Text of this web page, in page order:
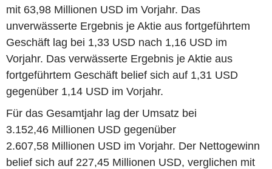
mit 63,98 Millionen USD im Vorjahr. Das
unverwässerte Ergebnis je Aktie aus fortgeführtem
Geschäft lag bei 1,33 USD nach 1,16 USD im
Vorjahr. Das verwässerte Ergebnis je Aktie aus
fortgeführtem Geschäft belief sich auf 1,31 USD
gegenüber 1,14 USD im Vorjahr.
Für das Gesamtjahr lag der Umsatz bei
3.152,46 Millionen USD gegenüber
2.607,58 Millionen USD im Vorjahr. Der Nettogewinn
belief sich auf 227,45 Millionen USD, verglichen mit